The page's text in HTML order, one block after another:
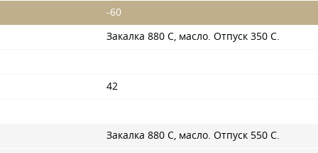
-60
Закалка 880 С, масло. Отпуск 350 С.
42
Закалка 880 С, масло. Отпуск 550 С.